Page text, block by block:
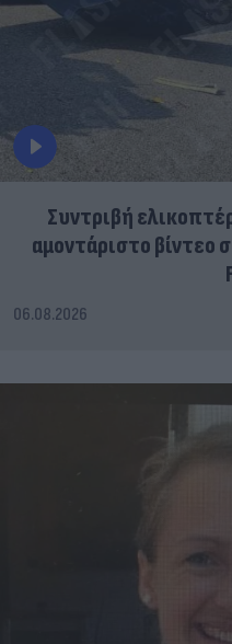
Συντριβή
αμοντάριστο βίντεο
06.08.2026